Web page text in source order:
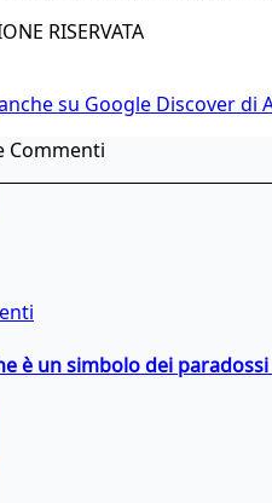
RISERVATA
su Google Discover di
Commenti
è un simbolo dei